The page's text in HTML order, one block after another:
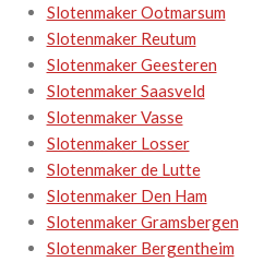
Slotenmaker Ootmarsum
Slotenmaker Reutum
Slotenmaker Geesteren
Slotenmaker Saasveld
Slotenmaker Vasse
Slotenmaker Losser
Slotenmaker de Lutte
Slotenmaker Den Ham
Slotenmaker Gramsbergen
Slotenmaker Bergentheim